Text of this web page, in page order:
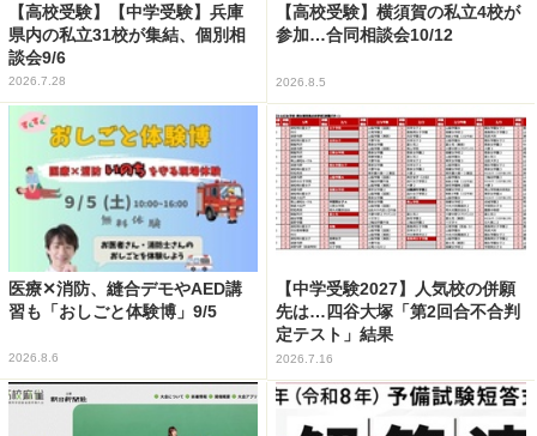
【高校受験】【中学受験】兵庫
県内の私立31校が集結、個別相
談会9/6
2026.7.28
【高校受験】横須賀の私立4校が
参加…合同相談会10/12
2026.8.5
医療✕消防、縫合デモやAED講
習も「おしごと体験博」9/5
2026.8.6
【中学受験2027】人気校の併願
先は…四谷大塚「第2回合不合判
定テスト」結果
2026.7.16